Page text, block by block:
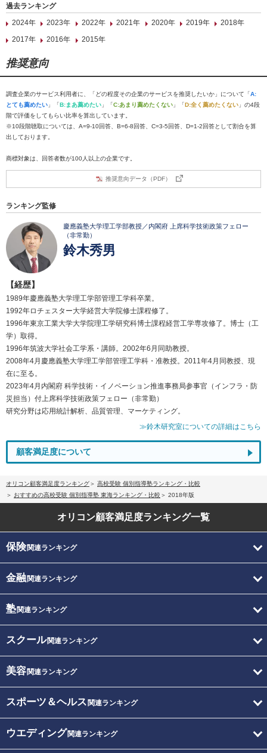
過去ランキング
2024年
2023年 2022年 2021年 2020年 2019年
2018年
2017年
2016年 2015年
推奨意向
調査企業のサービス利用者に、「どの程度その企業のサービスを推奨したいか」について「A:
とても薦めたい 」「B:まあ薦めたい 」「C:あまり薦めたくない 」「D:全く薦めたくない 」の4段
階で評価をしてもらい比率を算出しています。
※10段階聴取については、A=9-10回答、B=6-8回答、C=3-5回答、D=1-2回答として割合を算
出しております。
商標対象は、回答者数が100人以上の企業です。
推奨意向データ（PDF）
ランキング監修
慶應義塾大学理工学部教授／内閣府 上席科学技術政策フェロー
（非常勤）
鈴木秀男
【経歴】
1989年慶應義塾大学理工学部管理工学科卒業。
1992年ロチェスター大学経営大学院修士課程修了。
1996年東京工業大学大学院理工学研究科博士課程経営工学専攻修了。博士（工
学）取得。
1996年筑波大学社会工学系・講師。2002年6月同助教授。
2008年4月慶應義塾大学理工学部管理工学科・准教授。2011年4月同教授、現
在に至る。
2023年4月内閣府 科学技術・イノベーション推進事務局参事官（インフラ・防
災担当）付上席科学技術政策フェロー（非常勤）
研究分野は応用統計解析、品質管理、マーケティング。
≫鈴木研究室についての詳細はこちら
顧客満足度について
オリコン顧客満足度ランキング
高校受験 個別指導塾ランキング・比較
おすすめの高校受験 個別指導塾 東海ランキング・比較
2018年版
オリコン顧客満足度ランキング一覧
保険関連ランキング
金融関連ランキング
塾関連ランキング
スクール関連ランキング
美容関連ランキング
スポーツ＆ヘルス 関連ランキング
ウエディング関連ランキング